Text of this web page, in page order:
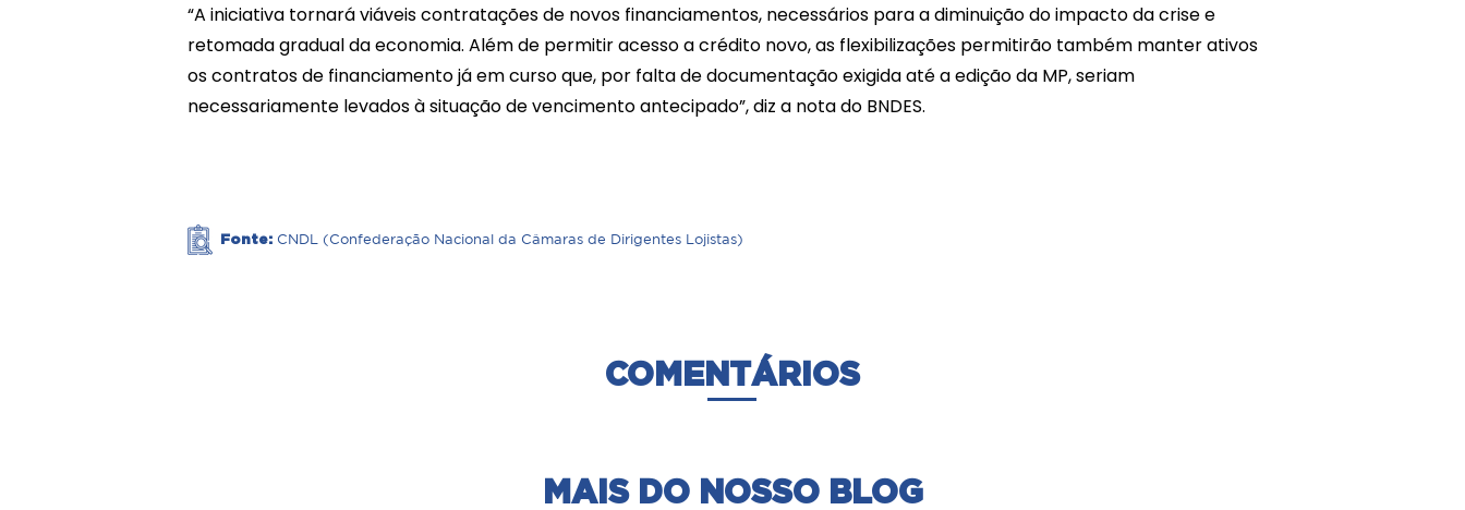
“A iniciativa tornará viáveis contratações de novos financiamentos, necessários para a diminuição do impacto da crise e
retomada gradual da economia. Além de permitir acesso a crédito novo, as flexibilizações permitirão também manter ativos
os contratos de financiamento já em curso que, por falta de documentação exigida até a edição da MP, seriam
necessariamente levados à situação de vencimento antecipado”, diz a nota do BNDES.
Fonte: CNDL (Confederação Nacional da Câmaras de Dirigentes Lojistas)
COMENTÁRIOS
MAIS DO NOSSO BLOG